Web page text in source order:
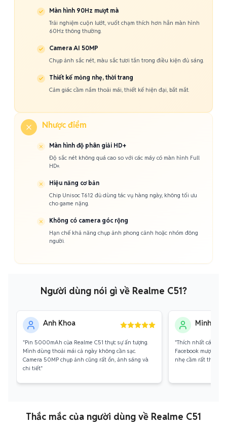
Màn hình 90Hz mượt mà
Trải nghiệm cuộn lướt, vuốt chạm thích hơn hẳn màn hình
60Hz thông thường.
Camera AI 50MP
Chụp ảnh sắc nét, màu sắc tươi tắn trong điều kiện đủ sáng.
Thiết kế mỏng nhẹ, thời trang
Cảm giác cầm nắm thoải mái, thiết kế hiện đại, bắt mắt.
Nhược điểm
Màn hình độ phân giải HD+
Độ sắc nét không quá cao so với các máy có màn hình Full
HD+.
Hiệu năng cơ bản
Chip Unisoc T612 đủ dùng tác vụ hàng ngày, không tối ưu
cho game nặng.
Không có camera góc rộng
Hạn chế khả năng chụp ảnh phong cảnh hoặc nhóm đông
người.
Người dùng nói gì về Realme C51?
Anh Khoa
"Pin 5000mAh của Realme C51 thực sự ấn tượng.
Mình dùng thoải mái cả ngày không cần sạc.
Camera 50MP chụp ảnh cũng rất ổn, ảnh sáng và
chi tiết."
Minh Thư
"Thích nhất cái
Facebook mượt mà.
nhẹ cầm rất thích
Thắc mắc của người dùng về Realme C51